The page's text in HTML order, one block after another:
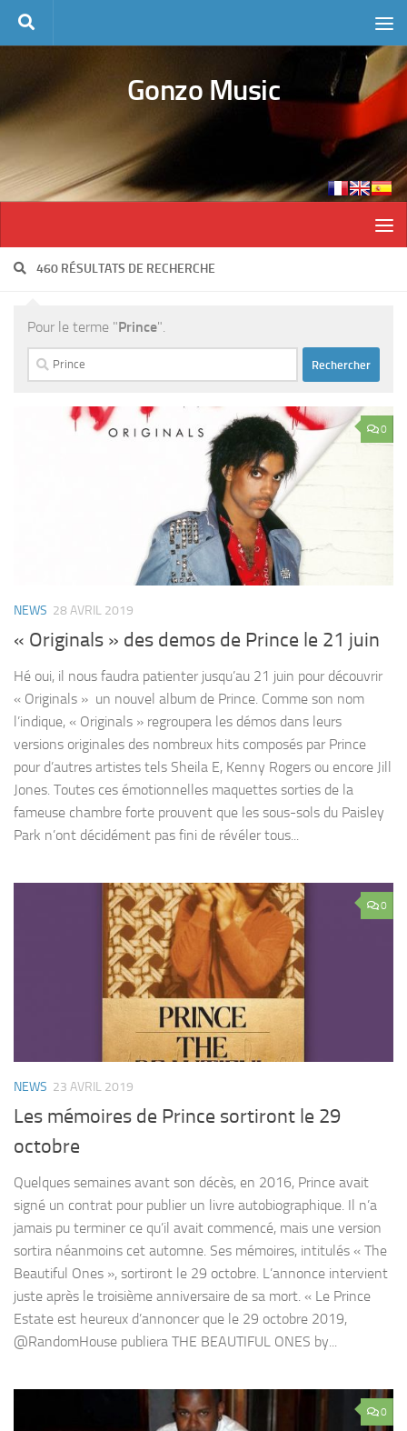
Skip to content
Gonzo Music
460 RÉSULTATS DE RECHERCHE
Pour le terme "Prince".
Rechercher :
0
NEWS 28 AVRIL 2019
« Originals » des demos de Prince le 21 juin
Hé oui, il nous faudra patienter jusqu’au 21 juin pour découvrir
« Originals » un nouvel album de Prince. Comme son nom
l’indique, « Originals » regroupera les démos dans leurs
versions originales des nombreux hits composés par Prince
pour d’autres artistes tels Sheila E, Kenny Rogers ou encore Jill
Jones. Toutes ces émotionnelles maquettes sorties de la
fameuse chambre forte prouvent que les sous-sols du Paisley
Park n’ont décidément pas fini de révéler tous...
0
NEWS 23 AVRIL 2019
Les mémoires de Prince sortiront le 29
octobre
Quelques semaines avant son décès, en 2016, Prince avait
signé un contrat pour publier un livre autobiographique. Il n’a
jamais pu terminer ce qu’il avait commencé, mais une version
sortira néanmoins cet automne. Ses mémoires, intitulés « The
Beautiful Ones », sortiront le 29 octobre. L’annonce intervient
juste après le troisième anniversaire de sa mort. « Le Prince
Estate est heureux d’annoncer que le 29 octobre 2019,
@RandomHouse publiera THE BEAUTIFUL ONES by...
0